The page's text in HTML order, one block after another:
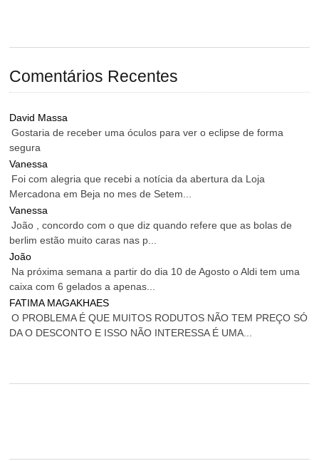
Comentários Recentes
David Massa
Gostaria de receber uma óculos para ver o eclipse de forma
segura
Vanessa
Foi com alegria que recebi a notícia da abertura da Loja
Mercadona em Beja no mes de Setem...
Vanessa
João , concordo com o que diz quando refere que as bolas de
berlim estão muito caras nas p...
João
Na próxima semana a partir do dia 10 de Agosto o Aldi tem uma
caixa com 6 gelados a apenas...
FATIMA MAGAKHAES
O PROBLEMA É QUE MUITOS RODUTOS NÃO TEM PREÇO SÓ
DA O DESCONTO E ISSO NÃO INTERESSA É UMA...